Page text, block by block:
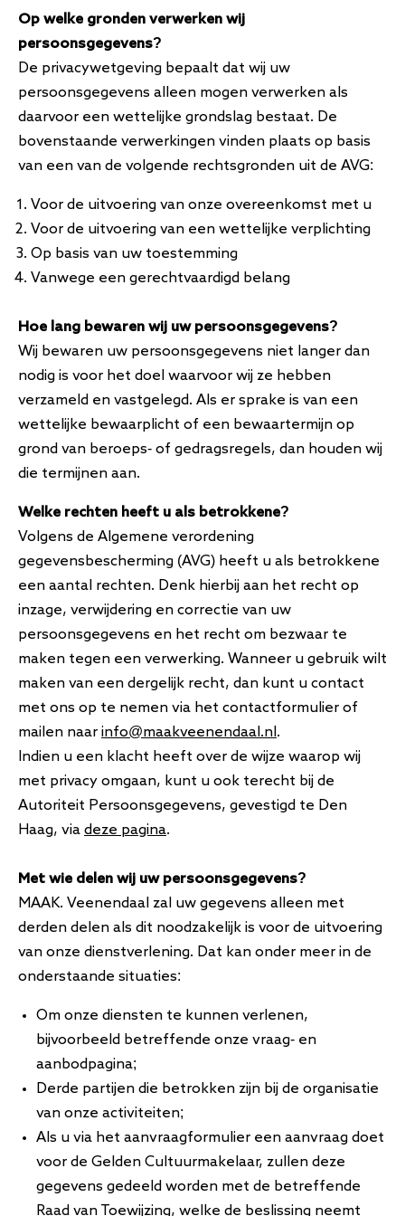
Op welke gronden verwerken wij
persoonsgegevens?
De privacywetgeving bepaalt dat wij uw
persoonsgegevens alleen mogen verwerken als
daarvoor een wettelijke grondslag bestaat. De
bovenstaande verwerkingen vinden plaats op basis
van een van de volgende rechtsgronden uit de AVG:
Voor de uitvoering van onze overeenkomst met u
Voor de uitvoering van een wettelijke verplichting
Op basis van uw toestemming
Vanwege een gerechtvaardigd belang
Hoe lang bewaren wij uw persoonsgegevens?
Wij bewaren uw persoonsgegevens niet langer dan
nodig is voor het doel waarvoor wij ze hebben
verzameld en vastgelegd. Als er sprake is van een
wettelijke bewaarplicht of een bewaartermijn op
grond van beroeps- of gedragsregels, dan houden wij
die termijnen aan.
Welke rechten heeft u als betrokkene?
Volgens de Algemene verordening
gegevensbescherming (AVG) heeft u als betrokkene
een aantal rechten. Denk hierbij aan het recht op
inzage, verwijdering en correctie van uw
persoonsgegevens en het recht om bezwaar te
maken tegen een verwerking. Wanneer u gebruik wilt
maken van een dergelijk recht, dan kunt u contact
met ons op te nemen via het contactformulier of
mailen naar info@maakveenendaal.nl .
Indien u een klacht heeft over de wijze waarop wij
met privacy omgaan, kunt u ook terecht bij de
Autoriteit Persoonsgegevens, gevestigd te Den
Haag, via deze pagina.
Met wie delen wij uw persoonsgegevens?
MAAK. Veenendaal zal uw gegevens alleen met
derden delen als dit noodzakelijk is voor de uitvoering
van onze dienstverlening. Dat kan onder meer in de
onderstaande situaties:
Om onze diensten te kunnen verlenen,
bijvoorbeeld betreffende onze vraag- en
aanbodpagina;
Derde partijen die betrokken zijn bij de organisatie
van onze activiteiten;
Als u via het aanvraagformulier een aanvraag doet
voor de Gelden Cultuurmakelaar, zullen deze
gegevens gedeeld worden met de betreffende
Raad van Toewijzing, welke de beslissing neemt